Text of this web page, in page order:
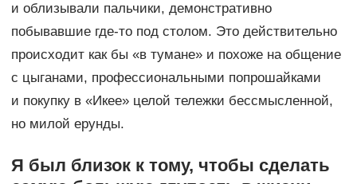
и облизывали пальчики, демонстративно
побывавшие где-то под столом. Это действительно
происходит как бы «в тумане» и похоже на общение
с цыганами, профессиональными попрошайками
и покупку в «Икее» целой тележки бессмысленной,
но милой ерунды.
Я был близок к тому, чтобы сделать